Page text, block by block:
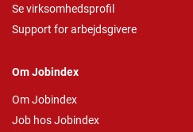
Se virksomhedsprofil
Support for arbejdsgivere
Om Jobindex
Om Jobindex
Job hos Jobindex